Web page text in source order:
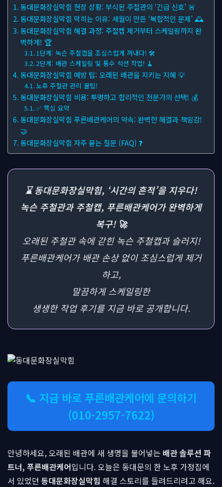
동대문화장실막힘 현장 상황: 부식된 주철관의 ‘긴급 신호’ 🚨
동대문화장실막힘 막히는 이유: 세월이 만든 ‘복합적인 문제’ 🕰
동대문화장실막힘 해결 과정: 주철캡 제거부터 스케일링까지 완
벽하게! 🏆
1단계: 녹슨 주철캡을 조심스럽게 꺼내다! 🛠
2단계: 배관 스케일링 및 통수 석션 작업! 🧹
동대문화장실막힘 예방 팁: 오래된 배관을 지키는 지혜 💡
노후 주철관 관리 꿀팁!
동대문화장실막힘 비용: 투명하고 합리적인 전문가의 선택! 💰
✅ 핵심 요약
동대문화장실막힘 푸른배관케어의 약속: 완벽한 해결과 책임감!
🤝
동대문화장실막힘 자주 묻는 질문 (FAQ) ❓
⌛ 동대문화장실막힘, ‘시간의 흔적’을 지우다!
녹슨 주철관과 주철캡, 푸른배관케어가 완벽하게
복구! 🚀
오래된 주철관 속에 갇힌 녹슨 주철캡과 슬러지!
푸른배관케어가 배관 손상 없이 조심스럽게 제거
하고,
말끔하게 스케일링한
생생한 작업 후기를 지금 바로 공개합니다.
📞 지금 바로 푸른배관케어에 문의하기
(010-2957-7622)
안녕하세요, 오래된 배관에 새 생명을 불어넣는 배관 솔루션 파
트너, 푸른배관케어입니다. 오늘은 동대문의 한 노후 가정집에
서 있었던 동대문화장실막힘 해결 스토리를 들려드리려고 해요.